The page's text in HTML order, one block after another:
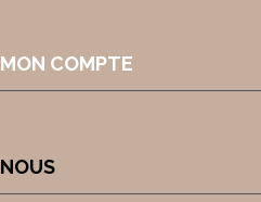
MON COMPTE
NOUS